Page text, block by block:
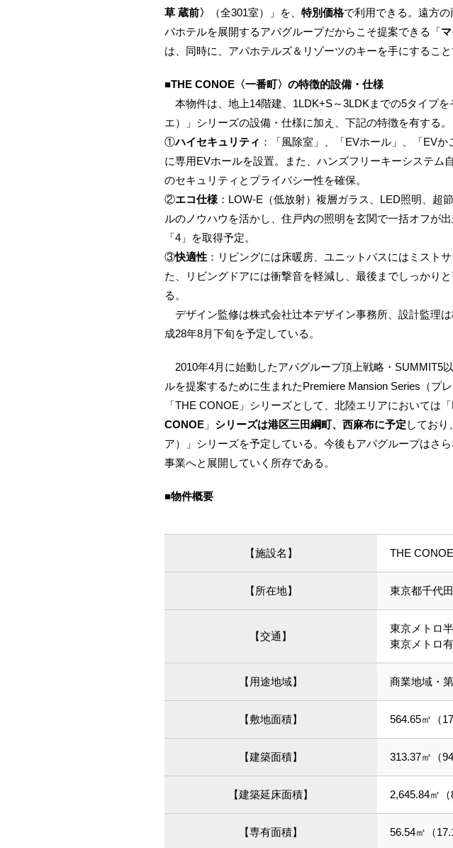
草 蔵前〉
（全301室）」を、 特別価格で利用できる。遠方
パホテルを展開するアパグループだからこそ提案できる「
は、同時に、アパホテルズ＆リゾーツのキーを手にすること
■THE CONOE〈一番町〉の特徴的設備・仕様
本物件は、地上14階建、1LDK+S～3LDKまでの5タイプ
エ）」シリーズの設備・仕様に加え、下記の特徴を有する。
①ハイセキュリティ ：「風除室」、「EVホール」、「EV
に専用EVホールを設置。また、ハンズフリーキーシステ
のセキュリティとプライバシー性を確保。
②エコ仕様 ：LOW-E（低放射）複層ガラス、LED照明、超
ルのノウハウを活かし、住戸内の照明を玄関で一括オフが
「4」を取得予定。
③快適性 ：リビングには床暖房、ユニットバスにはミスト
た、リビングドアには衝撃音を軽減し、最後までしっかり
る。
デザイン監修は株式会社辻本デザイン事務所、設計監理
成28年8月下旬を予定している。
2010年4月に始動したアパグループ頂上戦略・SUMMIT5
ルを提案するために生まれたPremiere Mansion Series（プ
「THE CONOE」シリーズとして、北陸エリアにおいては
CONOE 」 シリーズは港区三田綱町、西麻布に予定 しており
ア）」シリーズを予定している。今後もアパグループはさ
事業へと展開していく所存である。
■物件概要
【施設名】 THE
【所在地】 東京都千代
【交通】
東京メトロ
東京メトロ
【用途地域】 商業地域・
【敷地面積】 564.65㎡（
【建築面積】 313.37㎡（
【建築延床面積】 2,645.84㎡（
【専有面積】 56.54㎡（